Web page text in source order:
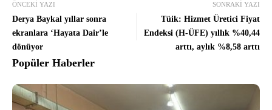
ÖNCEKI YAZI
Derya Baykal yıllar sonra
ekranlara ‘Hayata Dair’le
dönüyor
SONRAKI YAZI
Tüik: Hizmet Üretici Fiyat
Endeksi (H-ÜFE) yıllık %40,44
arttı, aylık %8,58 arttı
Popüler Haberler